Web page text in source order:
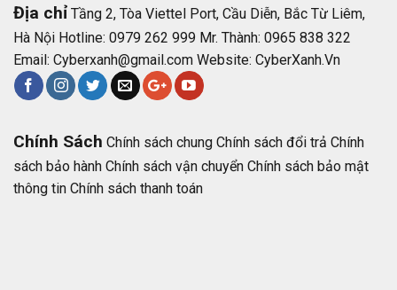
Địa chỉTầng 2, Tòa Viettel Port, Cầu Diễn, Bắc Từ Liêm,
Hà Nội Hotline: 0979 262 999 Mr. Thành: 0965 838 322
Email: Cyberxanh@gmail.comWebsite: CyberXanh.Vn
Chính Sách Chính sách chung Chính sách đổi trả Chính
sách bảo hành Chính sách vận chuyển Chính sách bảo mật
thông tin Chính sách thanh toán